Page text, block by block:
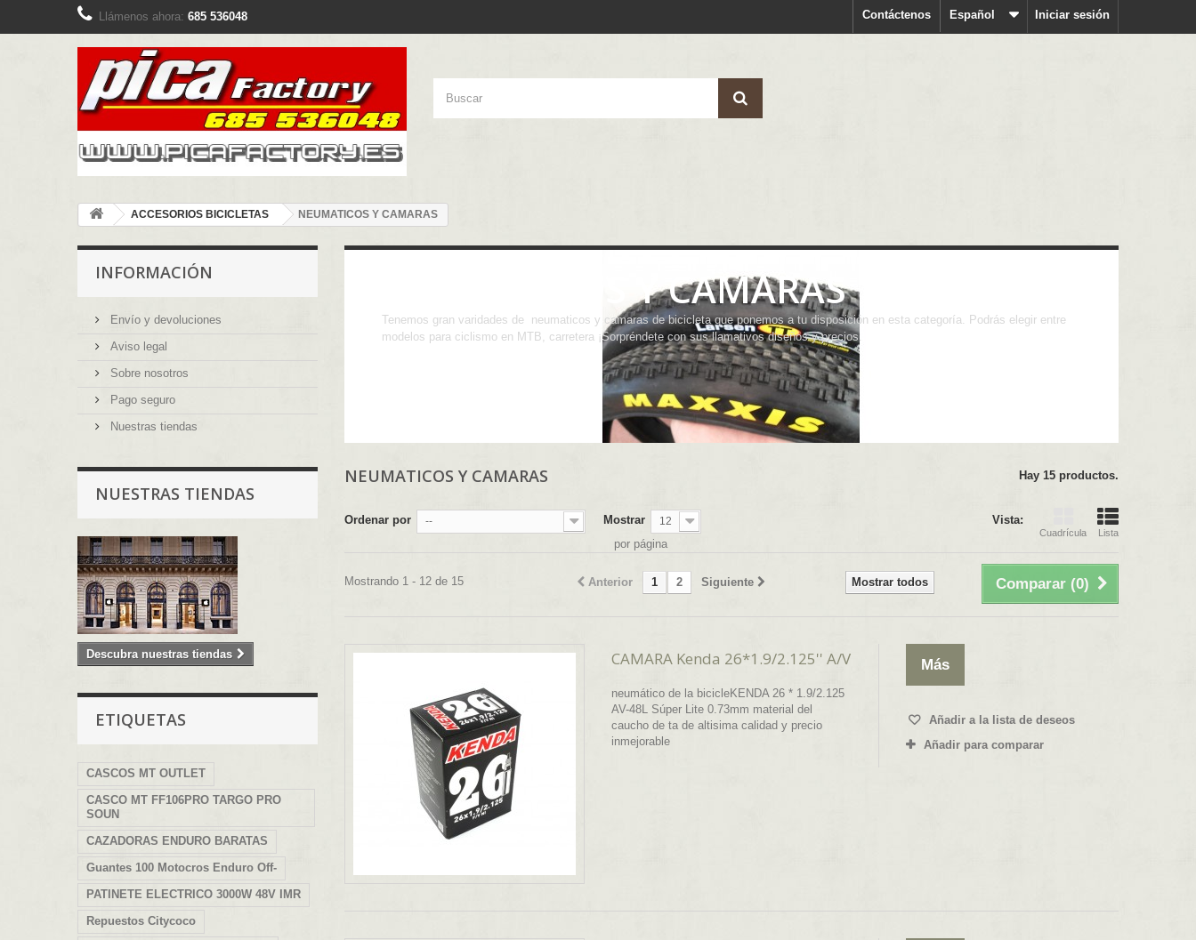
Iniciar sesión
Español
Contáctenos
Llámenos ahora: 685 536048
ACCESORIOS BICICLETAS NEUMATICOS Y CAMARAS
INFORMACIÓN
Envío y devoluciones
Aviso legal
Sobre nosotros
Pago seguro
Nuestras tiendas
NUESTRAS TIENDAS
Descubra nuestras tiendas
ETIQUETAS
CASCOS MT OUTLET
CASCO MT FF106PRO TARGO PRO
SOUN
CAZADORAS ENDURO BARATAS
Guantes 100 Motocros Enduro Off-
PATINETE ELECTRICO 3000W 48V IMR
Repuestos Citycoco
NEUMATICOS Y CAMARAS
Tenemos gran varidades de neumaticos y camaras de bicicleta que ponemos a tu disposición en esta categoría. Podrás elegir entre
modelos para ciclismo en MTB, carretera ¡Sorpréndete con sus llamativos diseños y precios.
NEUMATICOS Y CAMARAS Hay 15 productos.
Vista:
Cuadrícula Lista
Ordenar por -- Mostrar 12
por página
Comparar (0)
Mostrar todos
Anterior 1 2 Siguiente
Mostrando 1 - 12 de 15
CAMARA Kenda 26*1.9/2.125'' A/V
neumático de la bicicleKENDA 26 * 1.9/2.125
AV-48L Súper Lite 0.73mm material del
caucho de ta de altisima calidad y precio
inmejorable
Más
Añadir a la lista de deseos
Añadir para comparar